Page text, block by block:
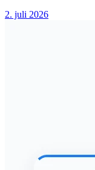
2. juli 2026